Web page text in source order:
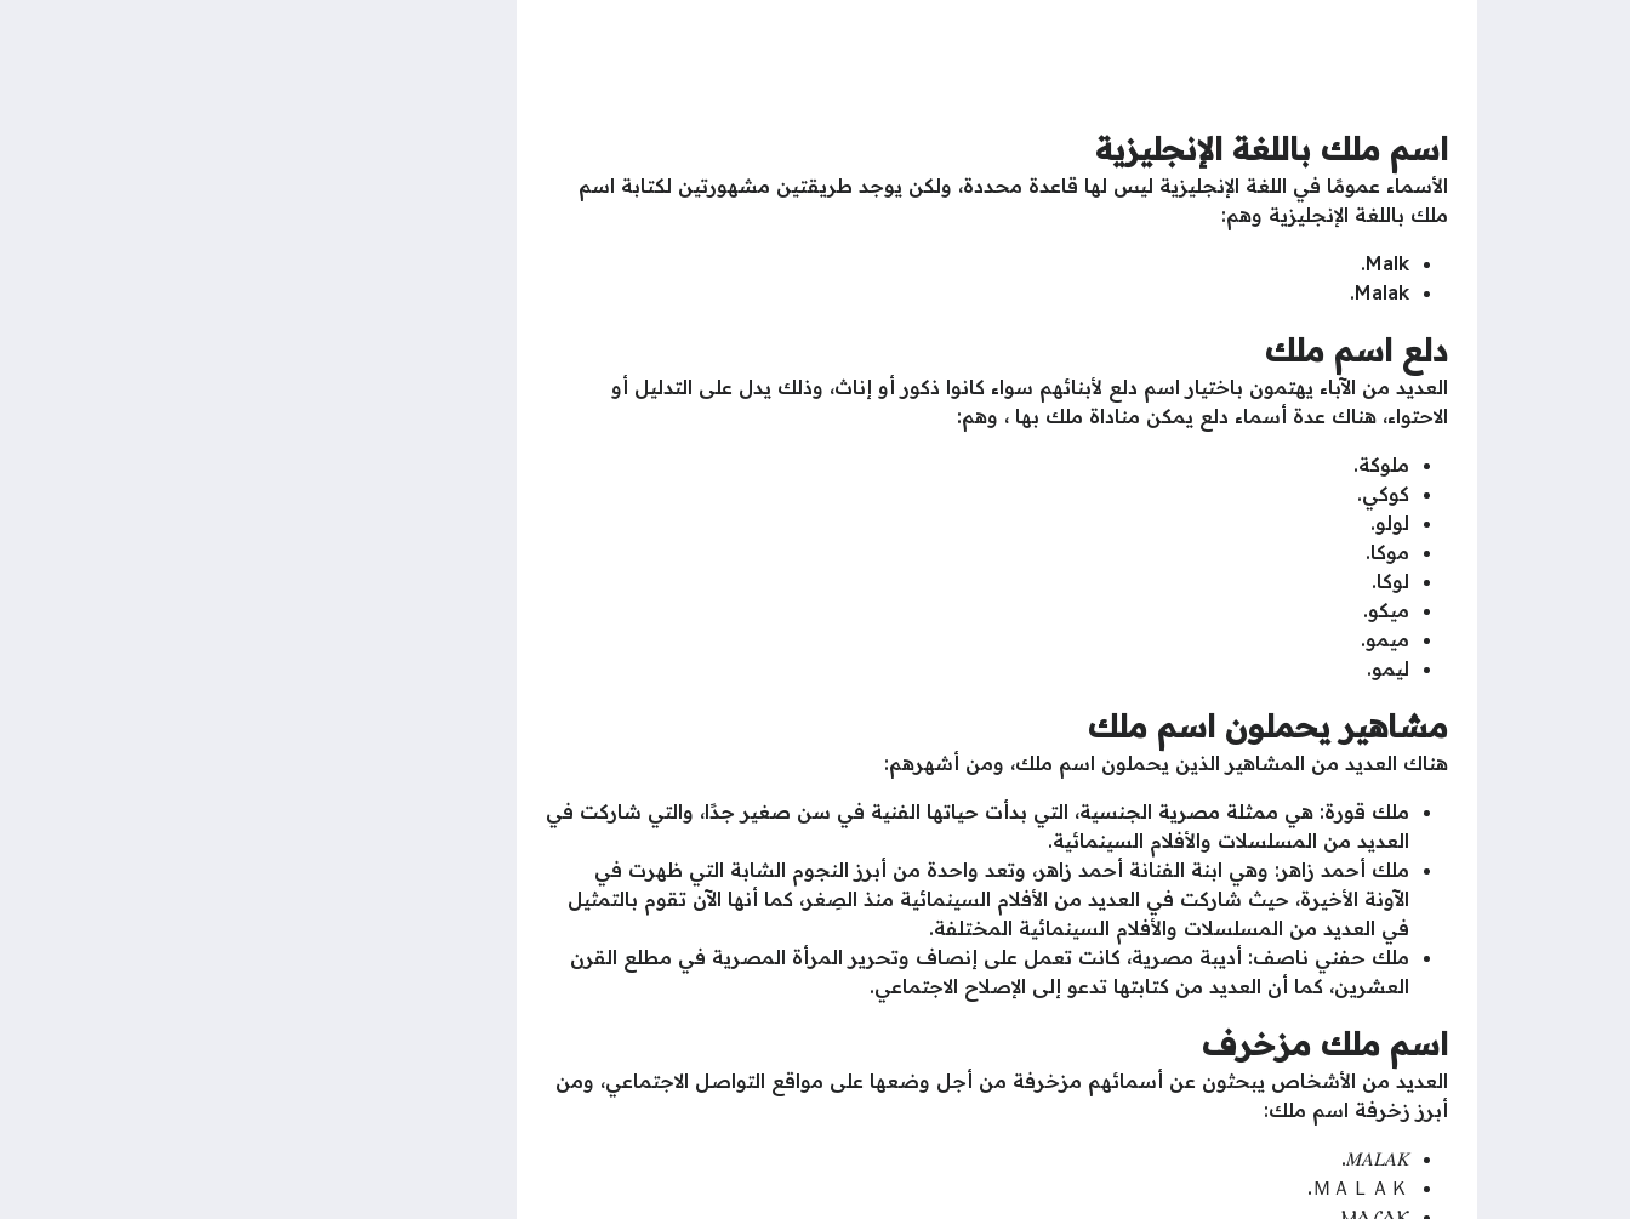
اسم ملك باللغة الإنجليزية
الأسماء عمومًا في اللغة الإنجليزية ليس لها قاعدة محددة، ولكن يوجد طريقتين مشهورتين لكتابة اسم
ملك باللغة الإنجليزية وهم:
Malk.
Malak.
دلع اسم ملك
العديد من الآباء يهتمون باختيار اسم دلع لأبنائهم سواء كانوا ذكور أو إناث، وذلك يدل على التدليل أو
الاحتواء، هناك عدة أسماء دلع يمكن مناداة ملك بها ، وهم:
ملوكة.
كوكي.
لولو.
موكا.
لوكا.
ميكو.
ميمو.
ليمو.
مشاهير يحملون اسم ملك
هناك العديد من المشاهير الذين يحملون اسم ملك، ومن أشهرهم:
ملك قورة: هي ممثلة مصرية الجنسية، التي بدأت حياتها الفنية في سن صغير جدًا، والتي شاركت في
العديد من المسلسلات والأفلام السينمائية.
ملك أحمد زاهر: وهي ابنة الفنانة أحمد زاهر، وتعد واحدة من أبرز النجوم الشابة التي ظهرت في
الآونة الأخيرة، حيث شاركت في العديد من الأفلام السينمائية منذ الصِغر، كما أنها الآن تقوم بالتمثيل
في العديد من المسلسلات والأفلام السينمائية المختلفة.
ملك حفني ناصف: أديبة مصرية، كانت تعمل على إنصاف وتحرير المرأة المصرية في مطلع القرن
العشرين، كما أن العديد من كتابتها تدعو إلى الإصلاح الاجتماعي.
اسم ملك مزخرف
العديد من الأشخاص يبحثون عن أسمائهم مزخرفة من أجل وضعها على مواقع التواصل الاجتماعي، ومن
أبرز زخرفة اسم ملك:
𝑀𝐴𝐿𝐴𝐾.
ＭＡＬＡＫ.